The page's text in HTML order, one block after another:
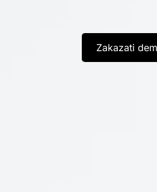
Zakazati